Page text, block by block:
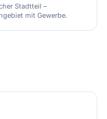
Stadtteil –
mit Gewerbe.